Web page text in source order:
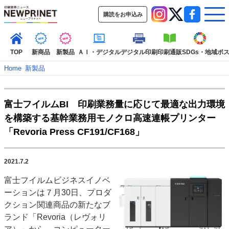
購読をお申込み
TOP 新商品 新製品 ＡＩ・デジタルデジタル印刷印刷通販SDGs・地域ポ
TOP
新着記事 特集記事
動画コンテンツ
インタビュー
コレクション
新商品
SDGs・地域
業界
市場・統計
人事・移転・異動・訃報
特集記事カテゴリー一覧
2022 見える化・MIS特集
Home–新製品
富士フイルムBI 印刷業務量に応じて最適な出力環境
を構築する基幹業務用モノクロ高速連帳プリンター
「Revoria Press CF191/CF168」
2021.7.2
富士フイルムビジネスイノベ
ーションは７月30日、プロダ
クション関連商品の新たなブ
ランド「Revoria（レヴォリ